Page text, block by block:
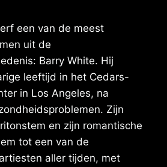
een van de meest
uit de
Barry White. Hij
leeftijd in het Cedars-
in Los Angeles, na
Zijn
en zijn romantische
tot een van de
aller tijden, met